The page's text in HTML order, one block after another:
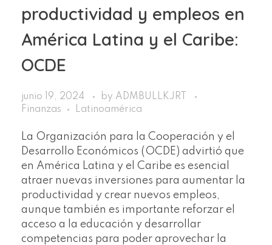
productividad y empleos en
América Latina y el Caribe:
OCDE
junio 19, 2024 by ADMBULLKJRT
Finanzas
Latinoamérica
La Organización para la Cooperación y el
Desarrollo Económicos (OCDE) advirtió que
en América Latina y el Caribe es esencial
atraer nuevas inversiones para aumentar la
productividad y crear nuevos empleos,
aunque también es importante reforzar el
acceso a la educación y desarrollar
competencias para poder aprovechar la